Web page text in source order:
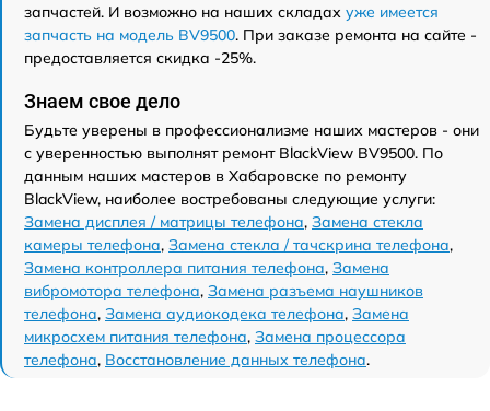
запчастей. И возможно на наших складах уже имеется
запчасть на модель BV9500. При заказе ремонта на сайте -
предоставляется скидка -25%.
Знаем свое дело
Будьте уверены в профессионализме наших мастеров - они
с уверенностью выполнят ремонт BlackView BV9500. По
данным наших мастеров в Хабаровске по ремонту
BlackView, наиболее востребованы следующие услуги:
Замена дисплея / матрицы телефона, Замена стекла
камеры телефона, Замена стекла / тачскрина телефона,
Замена контроллера питания телефона, Замена
вибромотора телефона, Замена разъема наушников
телефона, Замена аудиокодека телефона, Замена
микросхем питания телефона, Замена процессора
телефона, Восстановление данных телефона.